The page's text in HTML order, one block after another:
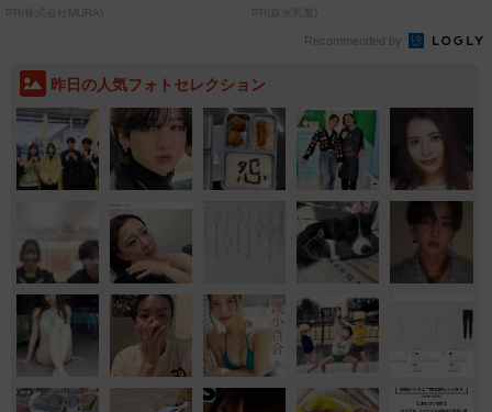
致」する方...
PR(株式会社MURA) PR(森永乳業)
Recommended by
昨日の人気フォトセレクション